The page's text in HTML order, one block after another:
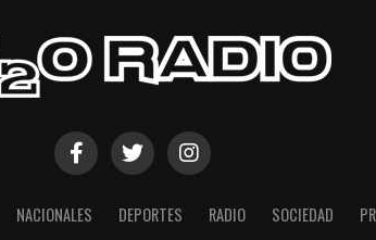
NACIONALES DEPORTES RADIO SOCIEDAD